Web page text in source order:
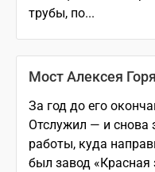
трубы, по...
Мост Алексея
За год до его
Отслужил — и снова
работы, куда
был завод «Красная